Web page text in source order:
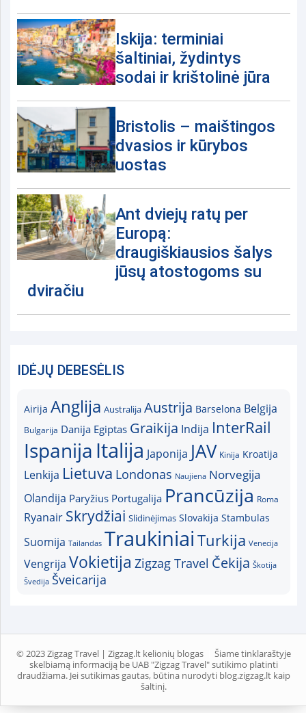
Iskija: terminiai
šaltiniai, žydintys
sodai ir krištolinė jūra
Bristolis – maištingos
dvasios ir kūrybos
uostas
Ant dviejų ratų per
Europą:
draugiškiausios šalys
jūsų atostogoms su
dviračiu
IDĖJŲ DEBESĖLIS
Airija Anglija Australija Austrija Barselona Belgija
Bulgarija Danija Egiptas Graikija Indija InterRail
Ispanija Italija Japonija JAV Kinija Kroatija
Lenkija Lietuva Londonas Naujiena Norvegija
Olandija Paryžius Portugalija Prancūzija Roma
Ryanair Skrydžiai Slidinėjimas Slovakija Stambulas
Suomija Tailandas TraukiniaiTurkija Venecija
Vengrija Vokietija Zigzag Travel Čekija Škotija
Švedija Šveicarija
© 2023 Zigzag Travel | Zigzag.lt kelionių blogas
Šiame tinklaraštyje
skelbiamą informaciją be UAB "Zigzag Travel" sutikimo platinti
draudžiama. Jei sutikimas gautas, būtina nurodyti blog.zigzag.lt kaip
šaltinį.